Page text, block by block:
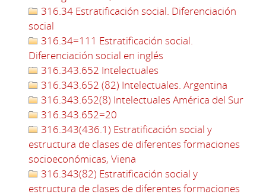
316.34 Estratificación social. Diferenciación
social
316.34=111 Estratificación social.
Diferenciación social en inglés
316.343.652 Intelectuales
316.343.652 (82) Intelectuales. Argentina
316.343.652(8) Intelectuales América del Sur
316.343.652=20
316.343(436.1) Estratificación social y
estructura de clases de diferentes formaciones
socioeconómicas, Viena
316.343(82) Estratificación social y
estructura de clases de diferentes formaciones